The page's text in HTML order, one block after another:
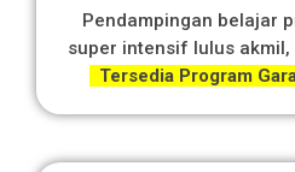
Pendampingan belajar
super intensif lulus
Tersedia Program